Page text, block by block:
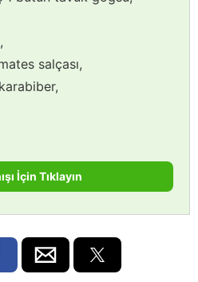
salçası,
İçin Tıklayın